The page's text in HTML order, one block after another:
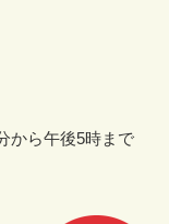
から午後5時まで